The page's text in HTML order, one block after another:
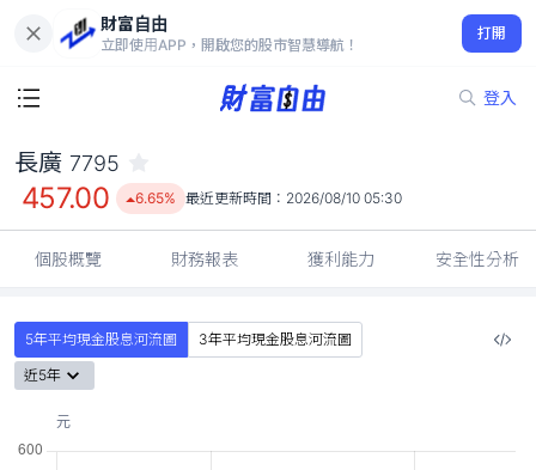
財富自由
立即使用APP，開啟您的股市智慧導航！
打開
登入
457.00
6.65%
長廣 7795
457.00 6.65% 最近更新時間： 2026/08/10 05:30
個股概覽 財務報表 獲利能力 安全性分析
5年平均現金股息河流圖
3年平均現金股息河流圖
近5年